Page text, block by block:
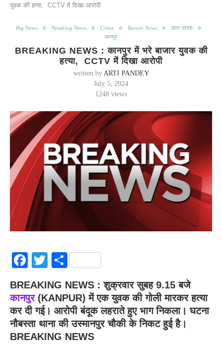
युवक की हत्या, CCTV में दिखा आरोपी
Big News Breaking News Crime Recent News
उत्तर प्रदेश
कानपुर
BREAKING NEWS : कानपुर में भरे बाजार युवक की
हत्या, CCTV में दिखा आरोपी
written by ARTI PANDEY
July 5, 2024
1248 views
Facebook
Twitter
Share
BREAKING NEWS : शुक्रवार सुबह 9.15 बजे
कानपुर(KANPUR) में एक युवक की गोली मारकर हत्या
कर दी गई। आरोपी बंदूक लहराते हुए भाग निकला। घटना
नौबस्ता थाना की उस्मानपुर चौकी के निकट हुई है।
BREAKING NEWS